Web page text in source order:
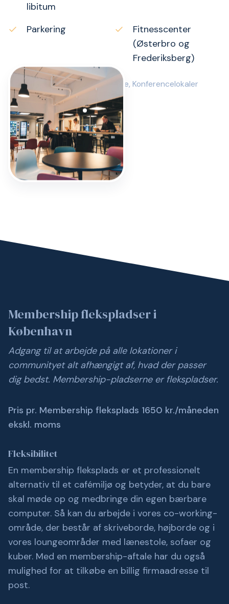
libitum
Parkering
Fitnesscenter
(Østerbro og
Frederiksberg)
Kan tilkøbes: Print, Kantine, Konferencelokaler
Membership flekspladser i
København
Adgang til at arbejde på alle lokationer i
communityet alt afhængigt af, hvad der passer
dig bedst. Membership-pladserne er flekspladser.
Pris pr. Membership fleksplads 1650 kr./måneden
ekskl. moms
Fleksibilitet
En membership fleksplads er et professionelt
alternativ til et cafémiljø og betyder, at du bare
skal møde op og medbringe din egen bærbare
computer. Så kan du arbejde i vores co-working-
område, der består af skriveborde, højborde og i
vores loungeområder med lænestole, sofaer og
kuber. Med en membership-aftale har du også
mulighed for at tilkøbe en billig firmaadresse til
post.